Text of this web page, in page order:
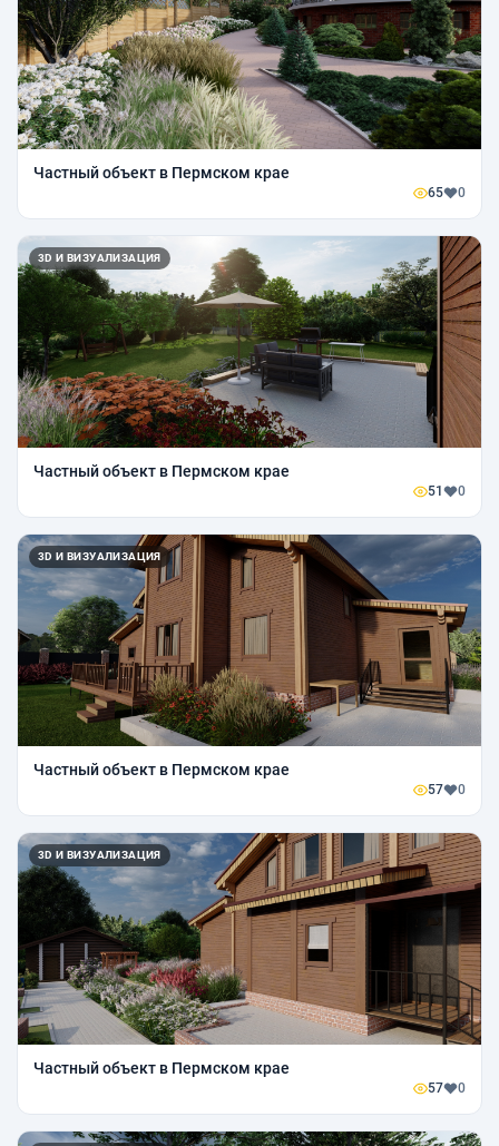
Частный объект в Пермском крае
65 0
3D И ВИЗУАЛИЗАЦИЯ
Частный объект в Пермском крае
51 0
3D И ВИЗУАЛИЗАЦИЯ
Частный объект в Пермском крае
57 0
3D И ВИЗУАЛИЗАЦИЯ
Частный объект в Пермском крае
57 0